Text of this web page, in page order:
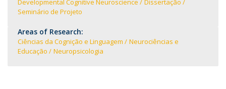
Developmental Cognitive Neuroscience
Dissertação
Seminário de Projeto
Areas of Research:
Ciências da Cognição e Linguagem
Neurociências e
Educação
Neuropsicologia